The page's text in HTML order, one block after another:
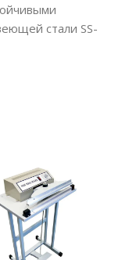
стали SS-